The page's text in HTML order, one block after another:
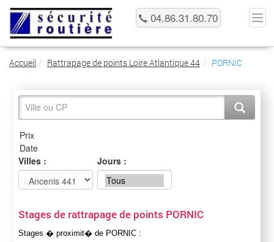
04.86.31.80.70
Accueil Rattrapage de points Loire Atlantique 44 PORNIC
Villes : Jours :
Stages de rattrapage de points PORNIC
Stages � proximit� de PORNIC :